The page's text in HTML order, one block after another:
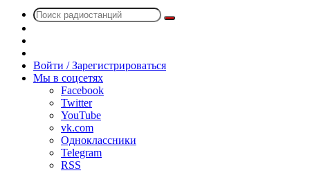
Поиск
радио
Войти / Зарегистрироваться
Мы в соцсетях
Facebook
Twitter
YouTube
vk.com
Одноклассники
Telegram
RSS